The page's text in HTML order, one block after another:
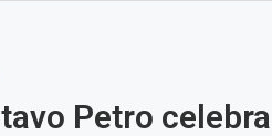
Petro